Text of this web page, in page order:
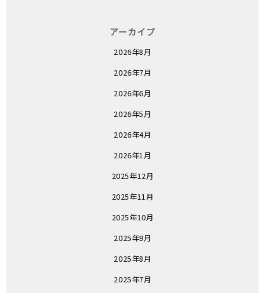
アーカイブ
2026年8月
2026年7月
2026年6月
2026年5月
2026年4月
2026年1月
2025年12月
2025年11月
2025年10月
2025年9月
2025年8月
2025年7月